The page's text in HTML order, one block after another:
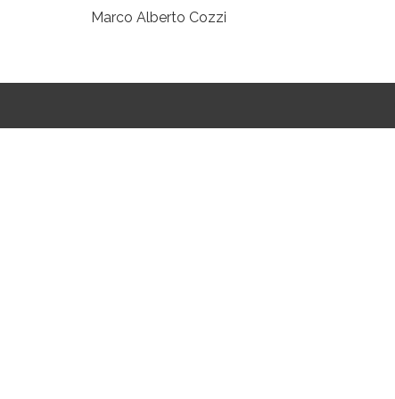
Marco Alberto Cozzi